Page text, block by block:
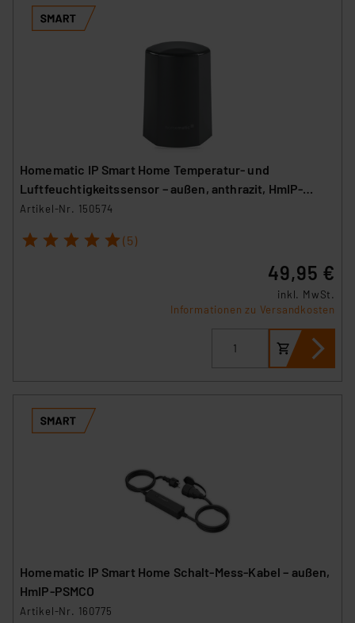
Homematic IP Smart Home Temperatur- und
Luftfeuchtigkeitssensor – außen, anthrazit, HmIP-
STHO-A
Artikel-Nr. 150574
1 2 3 4 5 (5)
49,95 €
inkl. MwSt.
Informationen zu Versandkosten
Homematic IP Smart Home Schalt-Mess-Kabel – außen,
HmIP-PSMCO
Artikel-Nr. 160775